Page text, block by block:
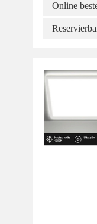
Online